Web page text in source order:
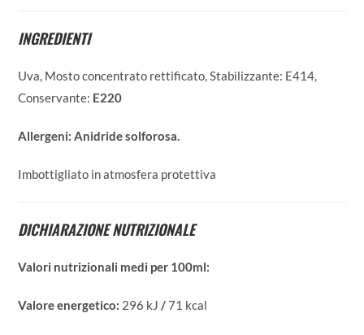
INGREDIENTI
Uva, Mosto concentrato rettificato, Stabilizzante: E414,
Conservante: E220
Allergeni: Anidride solforosa.
Imbottigliato in atmosfera protettiva
DICHIARAZIONE NUTRIZIONALE
Valori nutrizionali medi per 100ml:
Valore energetico: 296 kJ/71 kcal